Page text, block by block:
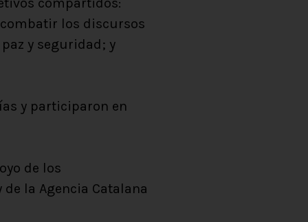
los discursos
y seguridad; y
y participaron en
de los
la Agencia Catalana